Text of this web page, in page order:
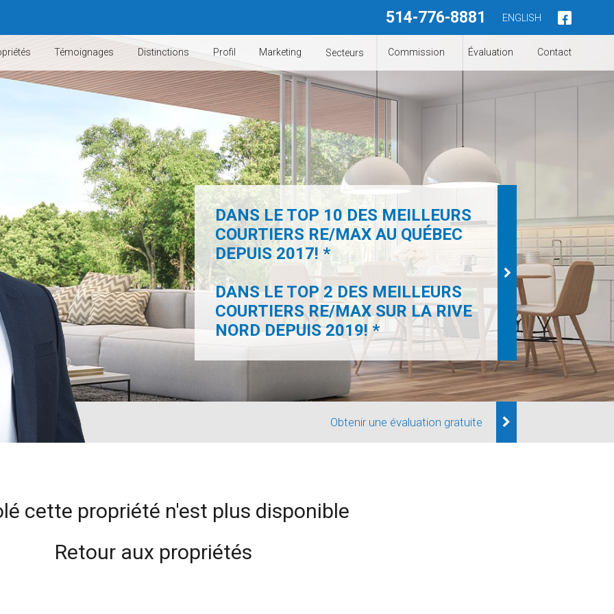
514-776-8881 ENGLISH
Témoignages Distinctions Profil Marketing Secteurs Commission Évaluation Contact
DANS LE TOP 10 DES MEILLEURS
COURTIERS RE/MAX AU QUÉBEC
DEPUIS 2017! *
DANS LE TOP 2 DES MEILLEURS
COURTIERS RE/MAX SUR LA RIVE
NORD DEPUIS 2019! *
Obtenir une évaluation gratuite
cette propriété n'est plus disponible
Retour aux propriétés